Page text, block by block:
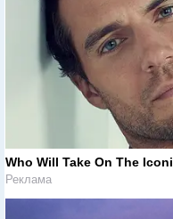
Who Will Take On The
Реклама